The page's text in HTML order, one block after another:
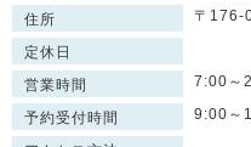
住所 〒176-
定休日
営業時間
7:00～
予約受付時間 9:00～